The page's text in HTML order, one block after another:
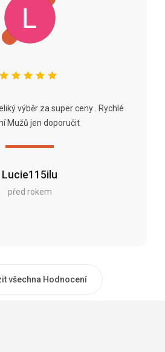
Lucie115ilu
před rokem
výběr za super ceny . Rychlé
Mužů jen doporučit
všechna Hodnocení